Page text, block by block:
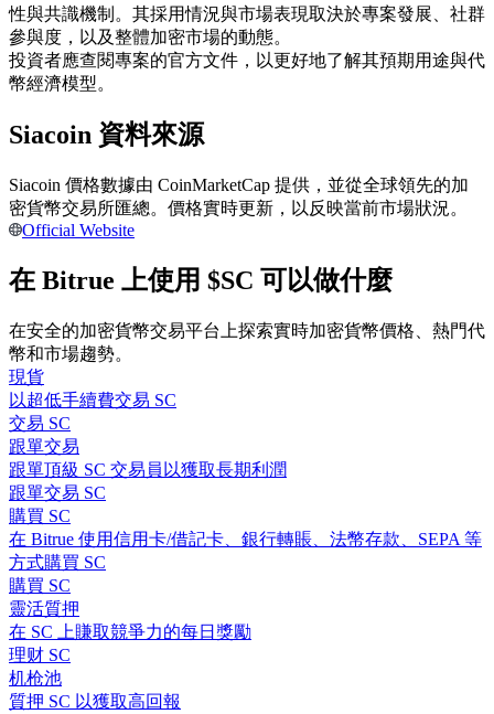
成為跟單交易員
坐享盈利分成和跟單分傭
合約資訊
包含交易情況等的大數據分析
性與共識機制。其採用情況與市場表現取決於專案發展、社群
參與度，以及整體加密市場的動態。
投資者應查閱專案的官方文件，以更好地了解其預期用途與代
幣經濟模型。
Siacoin 資料來源
Siacoin 價格數據由 CoinMarketCap 提供，並從全球領先的加
密貨幣交易所匯總。價格實時更新，以反映當前市場狀況。
Official Website
在 Bitrue 上使用 $SC 可以做什麼
在安全的加密貨幣交易平台上探索實時加密貨幣價格、熱門代
幣和市場趨勢。
現貨
以超低手續費交易 SC
交易 SC
跟單交易
跟單頂級 SC 交易員以獲取長期利潤
跟單交易 SC
購買 SC
在 Bitrue 使用信用卡/借記卡、銀行轉賬、法幣存款、SEPA 等
方式購買 SC
購買 SC
靈活質押
在 SC 上賺取競爭力的每日獎勵
理财 SC
机枪池
質押 SC 以獲取高回報